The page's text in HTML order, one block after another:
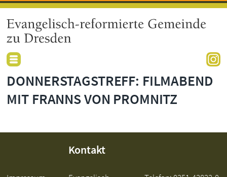
DONNERSTAGSTREFF: FILMABEND
MIT FRANNS VON PROMNITZ
Kontakt